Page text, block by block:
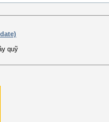
quỹ